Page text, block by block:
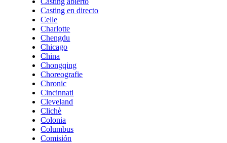
Casting en directo
Celle
Charlotte
Chengdu
Chicago
China
Chongqing
Choreografie
Chronic
Cincinnati
Cleveland
Clichè
Colonia
Columbus
Comisión